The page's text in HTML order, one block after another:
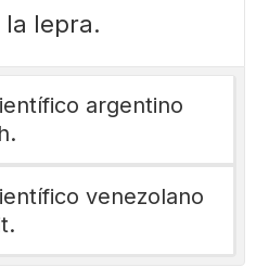
lepra.
argentino
venezolano